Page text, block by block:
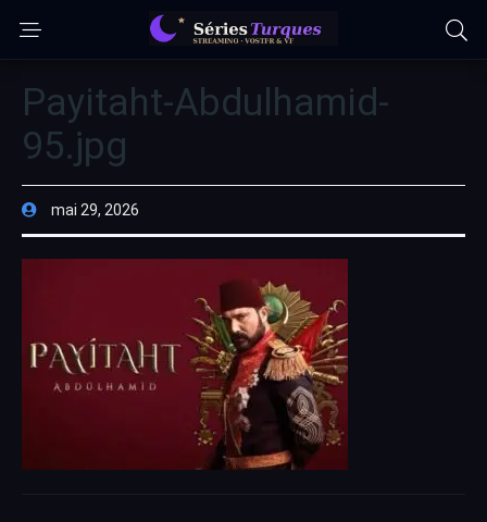
Payitaht-Abdulhamid-
95.jpg
mai 29, 2026